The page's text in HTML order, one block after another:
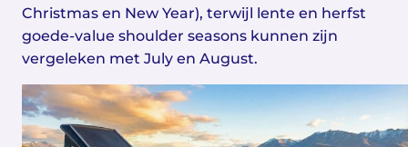
Christmas en New Year), terwijl lente en herfst
goede-value shoulder seasons kunnen zijn
vergeleken met July en August.